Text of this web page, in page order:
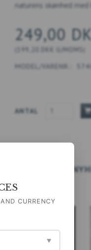
naturens skønhed
249,00
199,20 DKK U/MOMS
MODEL/VARENR.:
ANTAL
CURRENCY
▼